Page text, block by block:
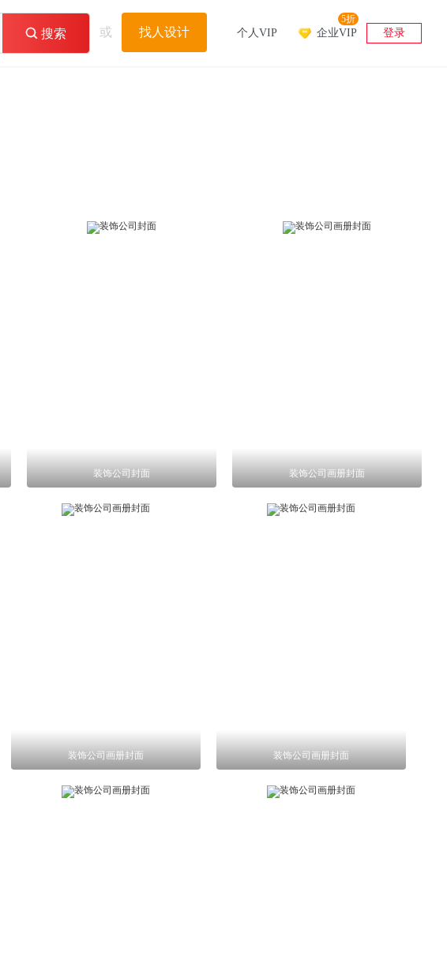
 搜索 或 找人设计 个人VIP 企业VIP
5折
登录
装饰公司封面 装饰公司画册封面
装饰公司画册封面 装饰公司画册封面